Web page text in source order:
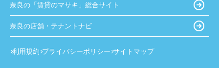
奈良の「賃貸のマサキ」総合サイト
奈良の店舗・テナントナビ
利用規約 プライバシーポリシー サイトマップ